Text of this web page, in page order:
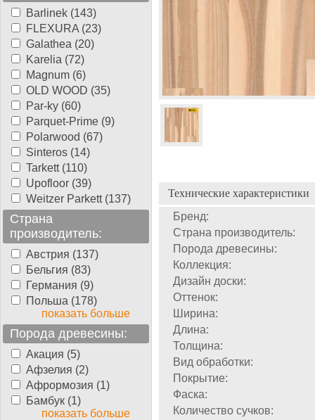
Barlinek (143)
FLEXURA (23)
Galathea (20)
Karelia (72)
Magnum (6)
OLD WOOD (35)
Par-ky (60)
Parquet-Prime (9)
Polarwood (67)
Sinteros (14)
Tarkett (110)
Upofloor (39)
Weitzer Parkett (137)
Страна
производитель:
Австрия (137)
Бельгия (83)
Германия (9)
Польша (178)
показать больше
Порода древесины:
Акация (5)
Афзелия (2)
Афрормозия (1)
Бамбук (1)
показать больше
Технические характеристики
Бренд:
Страна производитель:
Порода древесины:
Коллекция:
Дизайн доски:
Оттенок:
Ширина:
Длина:
Толщина:
Вид обработки:
Покрытие:
Фаска:
Количество сучков: